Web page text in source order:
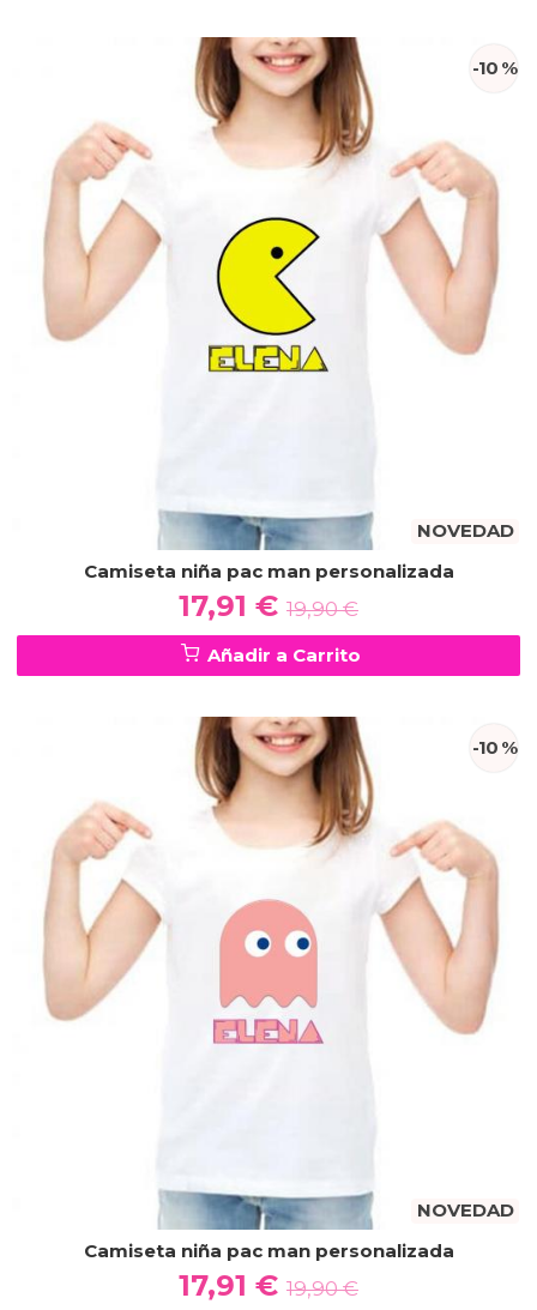
NOVEDAD
-10 %
Camiseta niña pac man personalizada
17,91 € 19,90 €
Añadir a Carrito
NOVEDAD
-10 %
Camiseta niña pac man personalizada
17,91 € 19,90 €